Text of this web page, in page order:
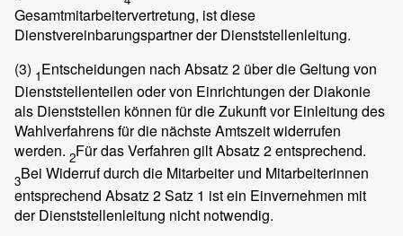
Gesamtmitarbeitervertretung, ist diese
Dienstvereinbarungspartner der Dienststellenleitung.
(3) 1Entscheidungen nach Absatz 2 über die Geltung von
Dienststellenteilen oder von Einrichtungen der Diakonie
als Dienststellen können für die Zukunft vor Einleitung des
Wahlverfahrens für die nächste Amtszeit widerrufen
werden. 2Für das Verfahren gilt Absatz 2 entsprechend.
3Bei Widerruf durch die Mitarbeiter und Mitarbeiterinnen
entsprechend Absatz 2 Satz 1 ist ein Einvernehmen mit
der Dienststellenleitung nicht notwendig.